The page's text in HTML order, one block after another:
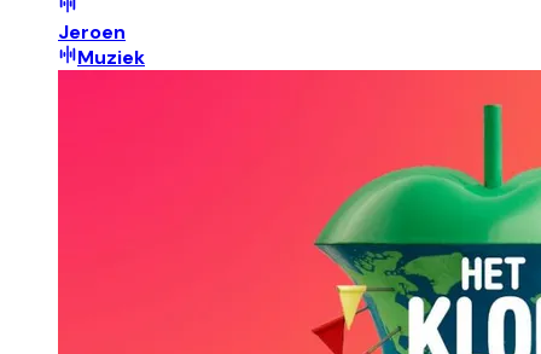
Jeroen
Muziek